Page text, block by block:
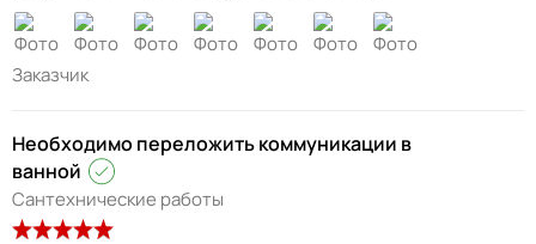
Заказчик
Необходимо переложить коммуникации в
ванной
Сантехнические работы